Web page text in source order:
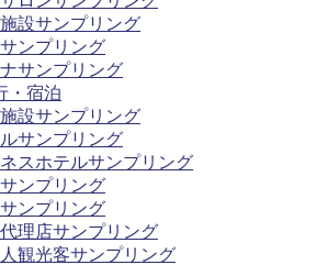
設サンプリング
ンプリング
サンプリング
・宿泊
設サンプリング
サンプリング
スホテルサンプリング
ンプリング
ンプリング
理店サンプリング
観光客サンプリング